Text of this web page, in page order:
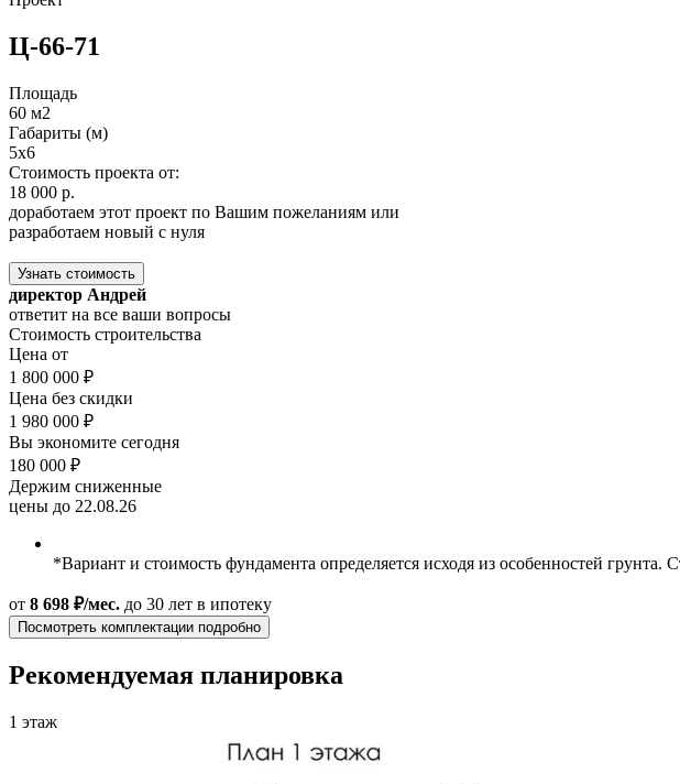
Ц-66-71
Площадь
60 м2
Габариты (м)
5x6
Стоимость проекта от:
18 000 р.
доработаем этот проект по Вашим пожеланиям или
разработаем новый с нуля
Узнать стоимость
директор Андрей
ответит на все ваши вопросы
Стоимость строительства
Цена от
1 800 000 ₽
Цена без скидки
1 980 000 ₽
Вы экономите сегодня
180 000 ₽
Держим сниженные
цены до 22.08.26
*Вариант и стоимость фундамента определяется исходя из особенностей
от 8 698 ₽/мес. до 30 лет в ипотеку
Посмотреть комплектации подробно
Рекомендуемая планировка
1 этаж